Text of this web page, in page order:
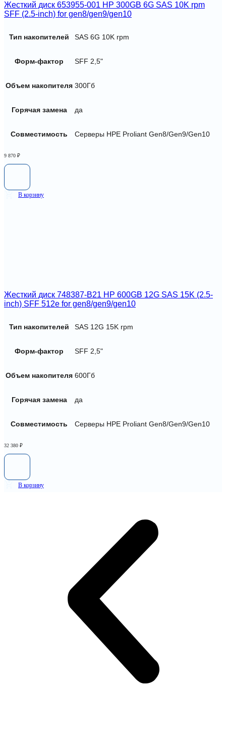
Жесткий диск 653955-001 HP 300GB 6G SAS 10K rpm
SFF (2.5-inch) for gen8/gen9/gen10
Тип накопителей SAS 6G 10K rpm
Форм-фактор SFF 2,5"
Объем накопителя 300Гб
Горячая замена да
Совместимость Серверы HPE Proliant Gen8/Gen9/Gen10
9 870 ₽
В корзину
Жесткий диск 748387-B21 HP 600GB 12G SAS 15K (2.5-
inch) SFF 512e for gen8/gen9/gen10
Тип накопителей SAS 12G 15K rpm
Форм-фактор SFF 2,5"
Объем накопителя 600Гб
Горячая замена да
Совместимость Серверы HPE Proliant Gen8/Gen9/Gen10
32 380 ₽
В корзину